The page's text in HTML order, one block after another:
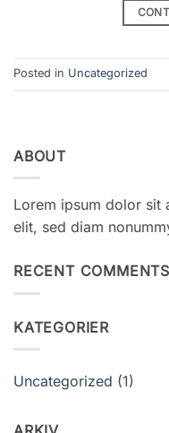
Posted in Uncategorized
ABOUT
Lorem ipsum dolor sit
elit, sed diam
RECENT COMMENTS
KATEGORIER
Uncategorized (1)